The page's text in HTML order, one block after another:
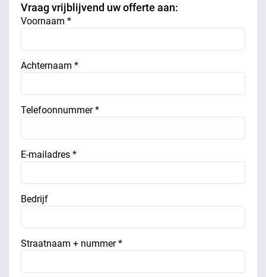
Vraag vrijblijvend uw offerte aan:
Voornaam *
Achternaam *
Telefoonnummer *
E-mailadres *
Bedrijf
Straatnaam + nummer *